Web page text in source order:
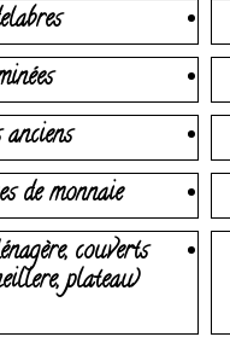
de monnaie
couverts
plateau)